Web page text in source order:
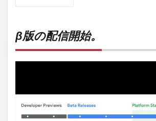
信開
始。
ち時
間・
手数
β版の配信開始。